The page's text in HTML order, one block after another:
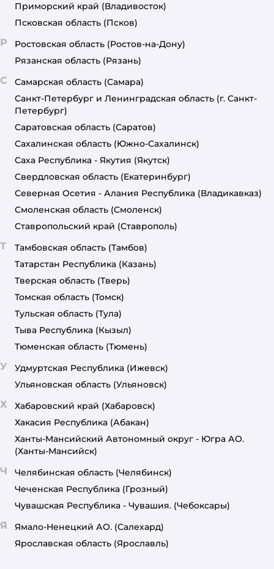
Приморский край (Владивосток)
Псковская область (Псков)
Р Ростовская область (Ростов-на-Дону)
Рязанская область (Рязань)
С Самарская область (Самара)
Санкт-Петербург и Ленинградская область (г. Санкт-
Петербург)
Саратовская область (Саратов)
Сахалинская область (Южно-Сахалинск)
Саха Республика - Якутия (Якутск)
Свердловская область (Екатеринбург)
Северная Осетия - Алания Республика (Владикавказ)
Смоленская область (Смоленск)
Ставропольский край (Ставрополь)
Т Тамбовская область (Тамбов)
Татарстан Республика (Казань)
Тверская область (Тверь)
Томская область (Томск)
Тульская область (Тула)
Тыва Республика (Кызыл)
Тюменская область (Тюмень)
У Удмуртская Республика (Ижевск)
Ульяновская область (Ульяновск)
Х Хабаровский край (Хабаровск)
Хакасия Республика (Абакан)
Ханты-Мансийский Автономный округ - Югра АО.
(Ханты-Мансийск)
Ч Челябинская область (Челябинск)
Чеченская Республика (Грозный)
Чувашская Республика - Чувашия. (Чебоксары)
Я Ямало-Ненецкий АО. (Салехард)
Ярославская область (Ярославль)